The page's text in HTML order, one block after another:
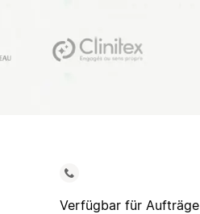
Verfügbar für Aufträge